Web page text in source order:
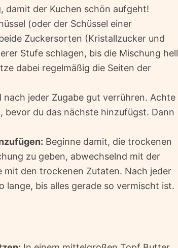
damit der Kuchen schön aufgeht!
(oder der Schüssel einer
Zuckersorten (Kristallzucker und
Stufe schlagen, bis die Mischung hell
dabei regelmäßig die Seiten der
nach jeder Zugabe gut verrühren. Achte
bevor du das nächste hinzufügst. Dann
Beginne damit, die trockenen
zu geben, abwechselnd mit der
den trockenen Zutaten. Nach jeder
lange, bis alles gerade so vermischt ist.